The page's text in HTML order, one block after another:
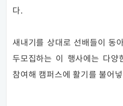
다.
새내기를 상대로 선배들이 동
두모집하는 이 행사에는 다
참여해 캠퍼스에 활기를 불어